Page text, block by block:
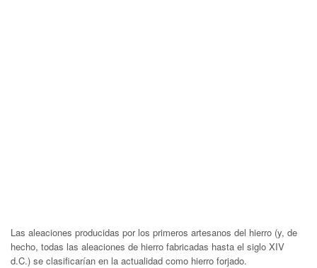
Las aleaciones producidas por los primeros artesanos del hierro (y, de
hecho, todas las aleaciones de hierro fabricadas hasta el siglo XIV
d.C.) se clasificarían en la actualidad como hierro forjado.